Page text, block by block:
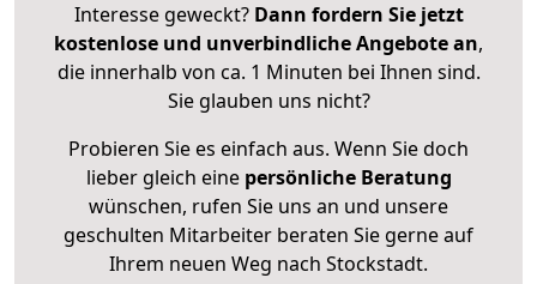
Interesse geweckt? Dann fordern Sie jetzt
kostenlose und unverbindliche Angebote an,
die innerhalb von ca. 1 Minuten bei Ihnen sind.
Sie glauben uns nicht?
Probieren Sie es einfach aus. Wenn Sie doch
lieber gleich eine persönliche Beratung
wünschen, rufen Sie uns an und unsere
geschulten Mitarbeiter beraten Sie gerne auf
Ihrem neuen Weg nach Stockstadt.